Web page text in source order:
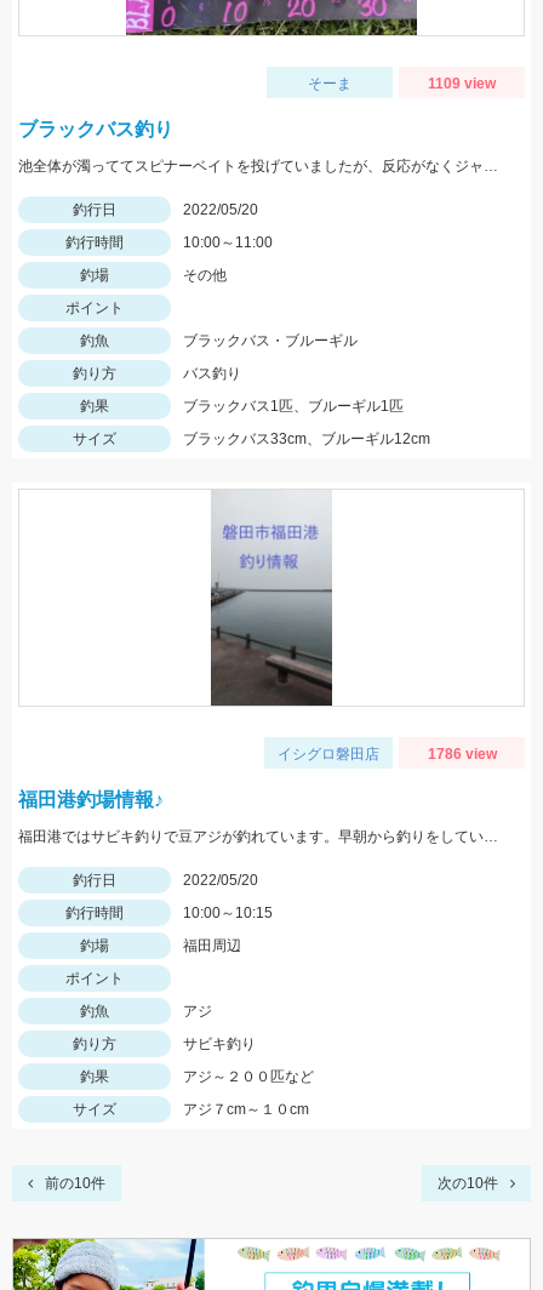
そーま 1109 view
ブラックバス釣り
池全体が濁っててスピナーベイトを投げていましたが、反応がなくジャッカルRVバグ1.5を投げると一投目でヒット！
釣行日
2022/05/20
釣行時間
10:00～11:00
釣場
その他
ポイント
釣魚
ブラックバス・ブルーギル
釣り方
バス釣り
釣果
ブラックバス1匹、ブルーギル1匹
サイズ
ブラックバス33cm、ブルーギル12cm
イシグロ磐田店 1786 view
福田港釣場情報♪
福田港ではサビキ釣りで豆アジが釣れています。早朝から釣りをしている方で２００匹以上釣っている方もいらっしゃいました。
釣行日
2022/05/20
釣行時間
10:00～10:15
釣場
福田周辺
ポイント
釣魚
アジ
釣り方
サビキ釣り
釣果
アジ～２００匹など
サイズ
アジ７cm～１０cm
前の10件 次の10件